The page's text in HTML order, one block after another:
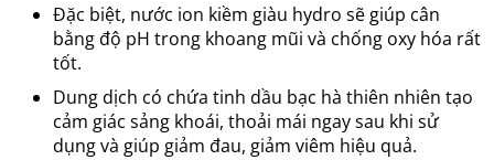
Đặc biệt, nước ion kiềm giàu hydro sẽ giúp cân
bằng độ pH trong khoang mũi và chống oxy hóa rất
tốt.
Dung dịch có chứa tinh dầu bạc hà thiên nhiên tạo
cảm giác sảng khoái, thoải mái ngay sau khi sử
dụng và giúp giảm đau, giảm viêm hiệu quả.